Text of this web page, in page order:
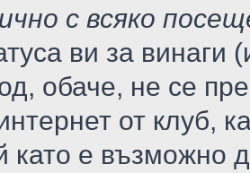
с всяко
ви за винаги
обаче, не се
от клуб,
като е възможно